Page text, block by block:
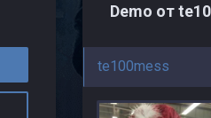
Demo от
te100mess